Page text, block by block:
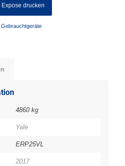
Expose drucken
Gebrauchtgeräte
4860 kg
Yale
ERP25VL
2017